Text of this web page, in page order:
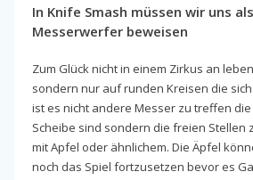
In Knife Smash müssen wir uns als
Messerwerfer beweisen
Zum Glück nicht in einem Zirkus an
sondern nur auf runden Kreisen die
ist es nicht andere Messer zu treffen
Scheibe sind sondern die freien Stellen
mit Apfel oder ähnlichem. Die Äpfel
noch das Spiel fortzusetzen bevor es